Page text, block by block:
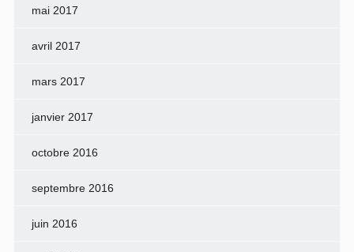
mai 2017
avril 2017
mars 2017
janvier 2017
octobre 2016
septembre 2016
juin 2016